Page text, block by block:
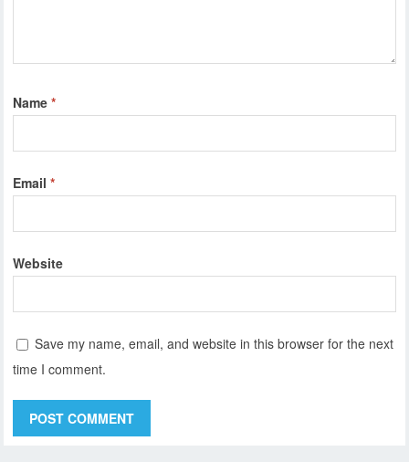
Name*
Email*
Website
Save my name, email, and website in this browser for the next
time I comment.